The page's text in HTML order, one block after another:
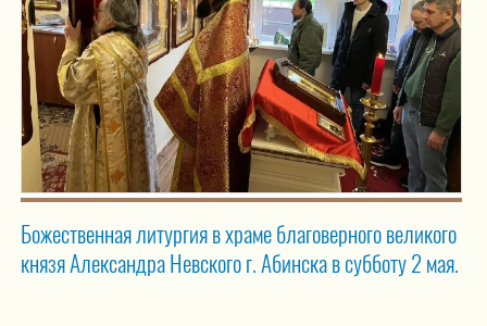
Божественная литургия в храме благоверного великого
князя Александра Невского г. Абинска в субботу 2 мая.